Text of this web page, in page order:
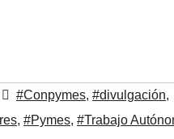
#Conpymes, #divulgación,
, #Pymes, #Trabajo